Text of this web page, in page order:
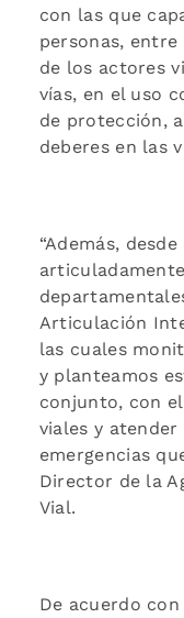
con las que
personas,
de los actores
vías, en el uso
de protección,
deberes en las
“Además,
Articulación
las cuales
y planteamos
conjunto, con
viales y
emergencias
Director de la
Vial.
De acuerdo